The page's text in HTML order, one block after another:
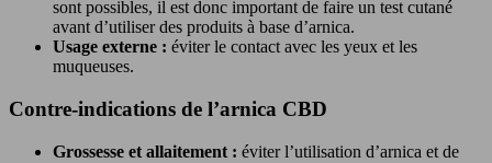
sont possibles, il est donc important de faire un test cutané
avant d’utiliser des produits à base d’arnica.
Usage externe : éviter le contact avec les yeux et les
muqueuses.
Contre-indications de l’arnica CBD
Grossesse et allaitement : éviter l’utilisation d’arnica et de